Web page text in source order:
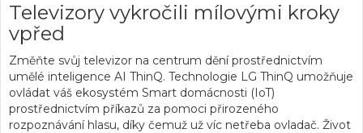
Televizory vykročili mílovými kroky
vpřed
Změňte svůj televizor na centrum dění prostřednictvím
umělé inteligence AI ThinQ. Technologie LG ThinQ umožňuje
ovládat váš ekosystém Smart domácnosti (IoT)
prostřednictvím příkazů za pomoci přirozeného
rozpoznávání hlasu, díky čemuž už víc netřeba ovladač. Život